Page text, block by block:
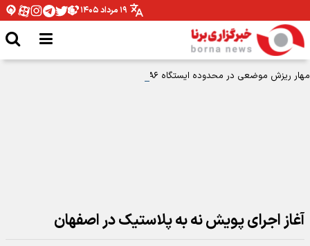
۱۹ مرداد ۱۴۰۵
مهار ریزش موضعی در محدوده ایستگاه A۶ متروی قم
آغاز اجرای پویش نه به پلاستیک در اصفهان